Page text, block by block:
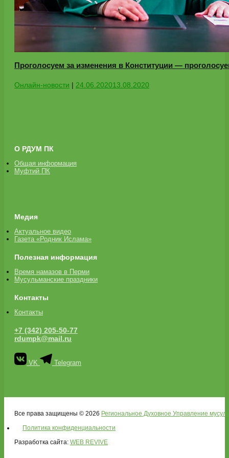
Проголосуем за изменения в Конституции —
Онлайн-новости | 24.06.202013.08.2020
О РДУМ ПК
Общая информация
Муфтий ПК
Медия
Актуальное видео
Газета «Родник Ислама»
Полезная информация
Время намазов в Перми
Мусульманские праздники
Контакты
Контакты
+7 (342) 205-50-77
rdumpk@mail.ru
VK Telegram
Все права защищены © 2026 Региональное Духовное Управление
Политика конфиденциальности
Разработка сайта: WEB REVIVE